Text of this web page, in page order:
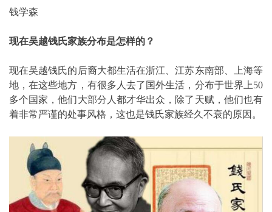
钱学森
现在吴越钱氏家族分布是怎样的？
现在吴越钱氏的后裔大都生活在浙江、江苏东南部、上海等
地，在这些地方，有很多人去了国外生活，分布于世界上50
多个国家，他们大部分人都才华出众，除了天赋，他们也有
着非常严谨的处事风格，这也是钱氏家族经久不衰的原因。